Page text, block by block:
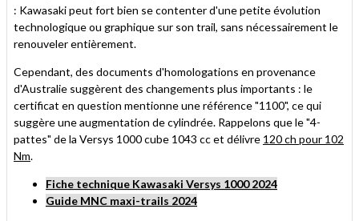
: Kawasaki peut fort bien se contenter d'une petite évolution
technologique ou graphique sur son trail, sans nécessairement le
renouveler entièrement.
Cependant, des documents d'homologations en provenance
d'Australie suggèrent des changements plus importants : le
certificat en question mentionne une référence "1100", ce qui
suggère une augmentation de cylindrée. Rappelons que le "4-
pattes" de la Versys 1000 cube 1043 cc et délivre 120 ch pour 102
Nm.
Fiche technique Kawasaki Versys 1000 2024
Guide MNC maxi-trails 2024